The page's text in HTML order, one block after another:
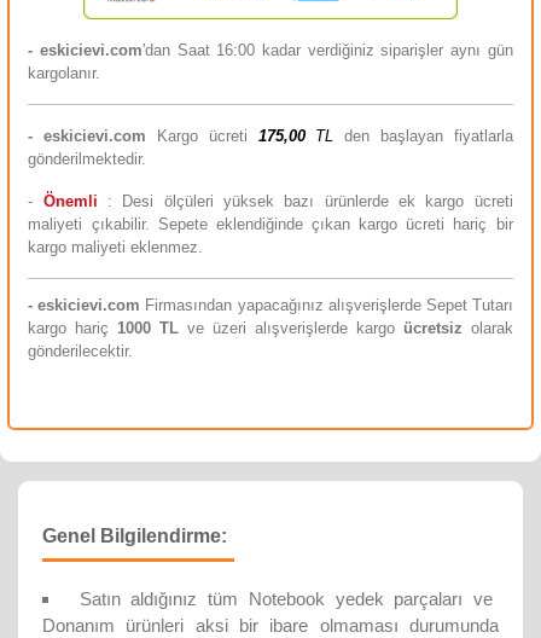
- eskicievi.com'dan Saat 16:00 kadar verdiğiniz siparişler aynı gün
kargolanır.
-eskicievi.com Kargo ücreti 175,00 TL den başlayan fiyatlarla
gönderilmektedir.
- Önemli
: Desi ölçüleri yüksek bazı ürünlerde ek kargo ücreti
maliyeti çıkabilir. Sepete eklendiğinde çıkan kargo ücreti hariç bir
kargo maliyeti eklenmez.
-eskicievi.com Firmasından yapacağınız alışverişlerde Sepet Tutarı
kargo hariç1000 TL ve üzeri alışverişlerde kargo ücretsiz olarak
gönderilecektir.
Genel Bilgilendirme:
Satın aldığınız tüm Notebook yedek parçaları ve
Donanım ürünleri aksi bir ibare olmaması durumunda